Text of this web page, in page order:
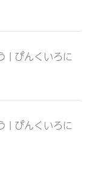
| ぴんくいろに
| ぴんくいろに